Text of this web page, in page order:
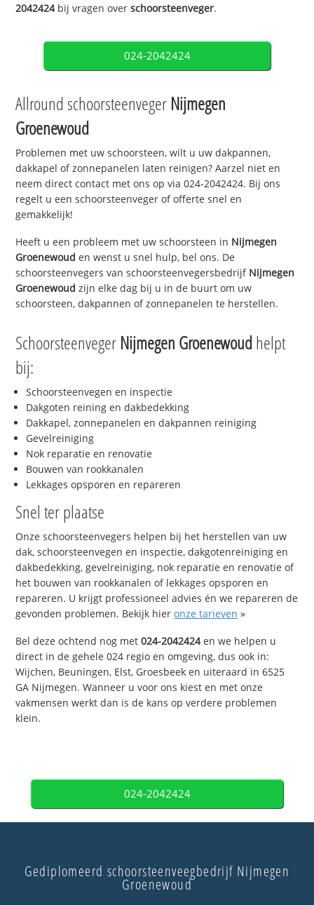
2042424bij vragen overschoorsteenveger.
024-2042424
Allround schoorsteenveger Nijmegen
Groenewoud
Problemen met uw schoorsteen, wilt u uw dakpannen,
dakkapel of zonnepanelen laten reinigen? Aarzel niet en
neem direct contact met ons op via 024-2042424. Bij ons
regelt u een schoorsteenveger of offerte snel en
gemakkelijk!
Heeft u een probleem met uw schoorsteen in Nijmegen
Groenewoud en wenst u snel hulp, bel ons. De
schoorsteenvegers van schoorsteenvegersbedrijf Nijmegen
Groenewoud zijn elke dag bij u in de buurt om uw
schoorsteen, dakpannen of zonnepanelen te herstellen.
Schoorsteenveger Nijmegen Groenewoudhelpt
bij:
Schoorsteenvegen en inspectie
Dakgoten reining en dakbedekking
Dakkapel, zonnepanelen en dakpannen reiniging
Gevelreiniging
Nok reparatie en renovatie
Bouwen van rookkanalen
Lekkages opsporen en repareren
Snel ter plaatse
Onze schoorsteenvegers helpen bij het herstellen van uw
dak, schoorsteenvegen en inspectie, dakgotenreiniging en
dakbedekking, gevelreiniging, nok reparatie en renovatie of
het bouwen van rookkanalen of lekkages opsporen en
repareren. U krijgt professioneel advies én we repareren de
gevonden problemen. Bekijk hieronze tarieven »
Bel deze ochtend nog met024-2042424en we helpen u
direct in de gehele 024 regio en omgeving, dus ook in:
Wijchen, Beuningen, Elst, Groesbeek en uiteraard in 6525
GA Nijmegen. Wanneer u voor ons kiest en met onze
vakmensen werkt dan is de kans op verdere problemen
klein.
024-2042424
Gediplomeerd schoorsteenveegbedrijf Nijmegen
Groenewoud